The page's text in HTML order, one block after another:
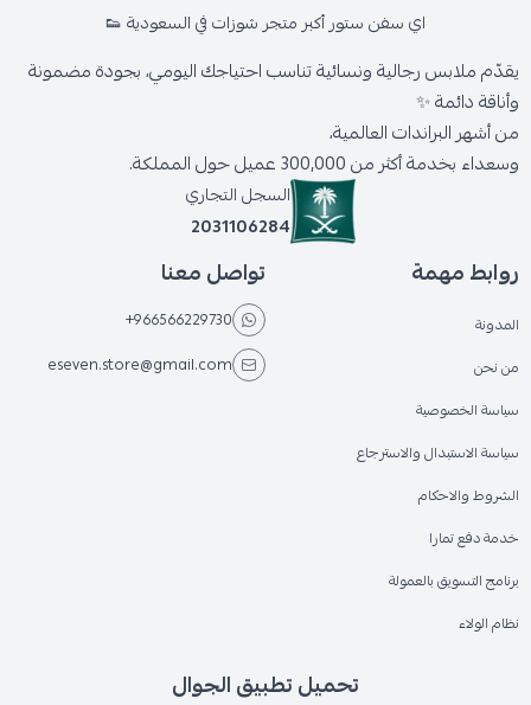
اي سفن ستور أكبر متجر شوزات في السعودية 👟
يقدّم ملابس رجالية ونسائية تناسب احتياجك اليومي، بجودة مضمونة
وأناقة دائمة ✨
من أشهر البراندات العالمية،
وسعداء بخدمة أكثر من 300,000 عميل حول المملكة.
السجل التجاري
2031106284
روابط مهمة
المدونة
من نحن
سياسة الخصوصية
سياسة الاستبدال والاسترجاع
الشروط والاحكام
خدمة دفع تمارا
برنامج التسويق بالعمولة
نظام الولاء
تواصل معنا
+966566229730
eseven.store@gmail.com
تحميل تطبيق الجوال